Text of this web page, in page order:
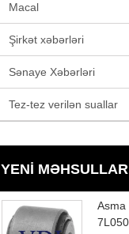
Macal
Şirkət xəbərləri
Sənaye Xəbərləri
Tez-tez verilən suallar
YENI MƏHSULLAR
Asma